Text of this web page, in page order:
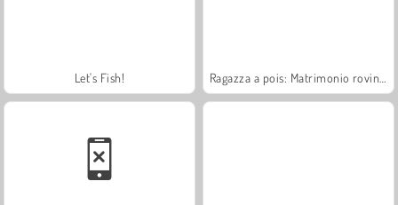
Let's Fish!